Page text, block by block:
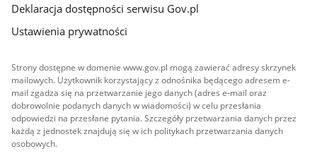
Deklaracja dostępności serwisu Gov.pl
Ustawienia prywatności
Strony dostępne w domenie www.gov.pl mogą zawierać adresy skrzynek
mailowych. Użytkownik korzystający z odnośnika będącego adresem e-
mail zgadza się na przetwarzanie jego danych (adres e-mail oraz
dobrowolnie podanych danych w wiadomości) w celu przesłania
odpowiedzi na przesłane pytania. Szczegóły przetwarzania danych przez
każdą z jednostek znajdują się w ich politykach przetwarzania danych
osobowych.